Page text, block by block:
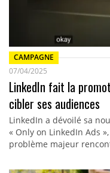
CAMPAGNE
07/04/2025
LinkedIn fait la
cibler ses audiences
LinkedIn a dévoilé sa
« Only on LinkedIn Ads
problème majeur